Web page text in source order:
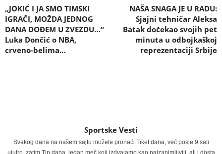
„JOKIĆ I JA SMO TIMSKI
IGRAČI, MOŽDA JEDNOG
DANA DOĐEM U ZVEZDU…“
Luka Dončić o NBA,
crveno-belima…
NAŠA SNAGA JE U RADU:
Sjajni tehničar Aleksa
Batak dočekao svojih pet
minuta u odbojkaškoj
reprezentaciji Srbije
Sportske Vesti
Svakog dana na našem sajtu možete pronaći Tiket dana, već posle 9 sati
ujutro, zatim Tip dana, jedan meč koji izdvajamo kao najzanimljiviji, ali i dosta